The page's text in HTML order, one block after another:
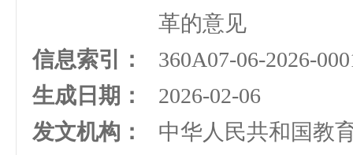
革的意见
信息索引：
360A07-06-2026-
生成日期：
2026-02-06
发文机构：
中华人民共和国教